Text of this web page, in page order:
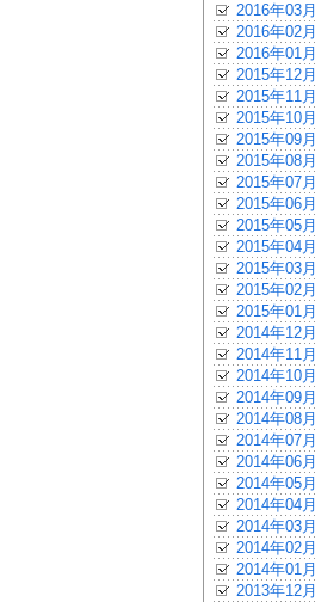
2016年03月
2016年02月
2016年01月
2015年12月
2015年11月
2015年10月
2015年09月
2015年08月
2015年07月
2015年06月
2015年05月
2015年04月
2015年03月
2015年02月
2015年01月
2014年12月
2014年11月
2014年10月
2014年09月
2014年08月
2014年07月
2014年06月
2014年05月
2014年04月
2014年03月
2014年02月
2014年01月
2013年12月